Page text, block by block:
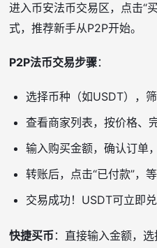
进入币安法币交易区，点击“
式，推荐新手从P2P开始。
P2P法币交易步骤：
选择币种（如USDT），
查看商家列表，按价格、
输入购买金额，确认订单
转账后，点击“已付款”，
交易成功！USDT可立即兑
快捷买币：直接输入金额，